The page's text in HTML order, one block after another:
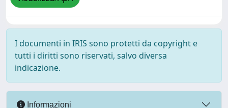
I documenti in IRIS sono protetti da copyright e
tutti i diritti sono riservati, salvo diversa
indicazione.
Informazioni